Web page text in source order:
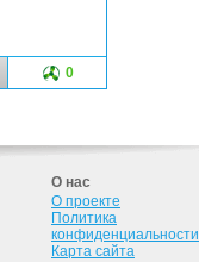
0
О нас
О проекте
Политика
конфиденциальности
Карта сайта